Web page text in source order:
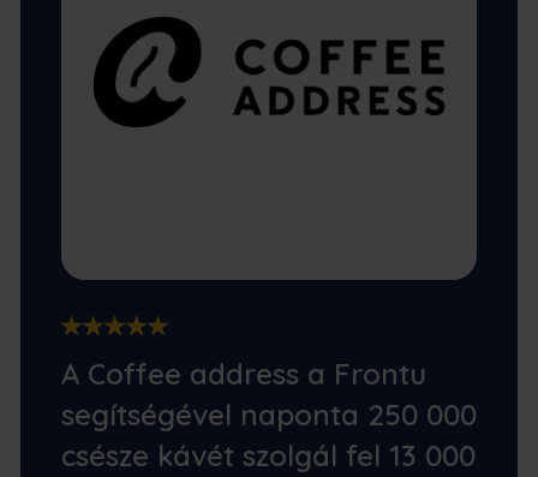
A Coffee address a Frontu
segítségével naponta 250 000
csésze kávét szolgál fel 13 000